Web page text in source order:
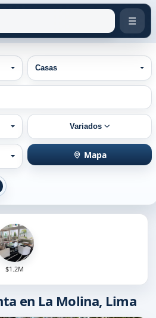
☰
Tipos de Propiedad
Casas
Ordenar por
Variados
Mapa
$1.2M
en La Molina, Lima